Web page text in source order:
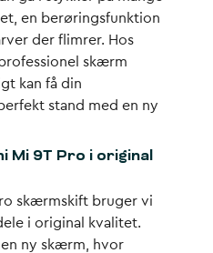
en berøringsfunktion
der flimrer. Hos
skærm
kan få din
stand med en ny
Mi 9T Pro i original
skærmskift bruger vi
i original kvalitet.
ny skærm, hvor